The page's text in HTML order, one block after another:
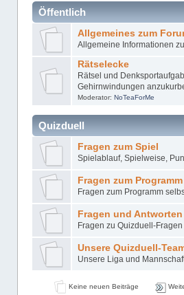
Öffentlich
Allgemeines zum
Allgemeine Informationen
Rätselecke
Rätsel und
Gehirnwindungen
Moderator:NoTeaForMe
Quizduell
Fragen zum Spiel
Spielablauf, Spielweise,
Fragen zum Programm
Fragen zum Programm
Fragen und Antworten
Fragen zu Quizduell-
Unsere Quizduell-
Unsere Liga und
Keine neuen Beiträge